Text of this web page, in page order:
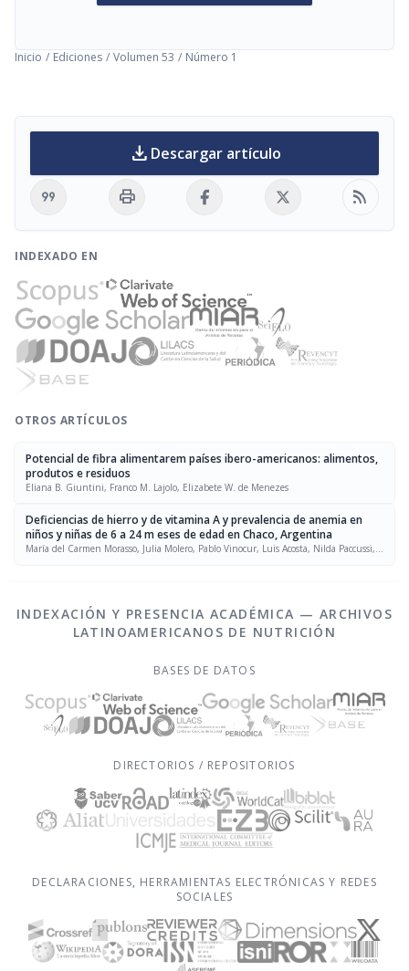
Inicio / Ediciones / Volumen 53 / Número 1
download Descargar artículo
format_quote print rss_feed
INDEXADO EN
OTROS ARTÍCULOS
Potencial de fibra alimentarem países ibero-americanos: alimentos,
produtos e residuos
Eliana B. Giuntini, Franco M. Lajolo, Elizabete W. de Menezes
Deficiencias de hierro y de vitamina A y prevalencia de anemia en
niños y niñas de 6 a 24 m eses de edad en Chaco, Argentina
María del Carmen Morasso, Julia Molero, Pablo Vinocur, Luis Acosta, Nilda Paccussi,
INDEXACIÓN Y PRESENCIA ACADÉMICA — ARCHIVOS
LATINOAMERICANOS DE NUTRICIÓN
BASES DE DATOS
DIRECTORIOS / REPOSITORIOS
DECLARACIONES, HERRAMIENTAS ELECTRÓNICAS Y REDES
SOCIALES